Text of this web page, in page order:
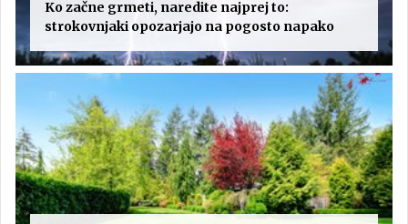
Ko začne grmeti, naredite najprej to:
strokovnjaki opozarjajo na pogosto napako